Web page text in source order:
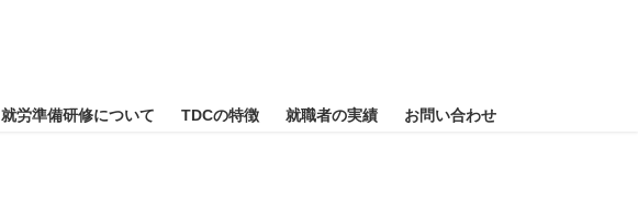
就労準備研修について TDCの特徴 就職者の実績 お問い合わせ